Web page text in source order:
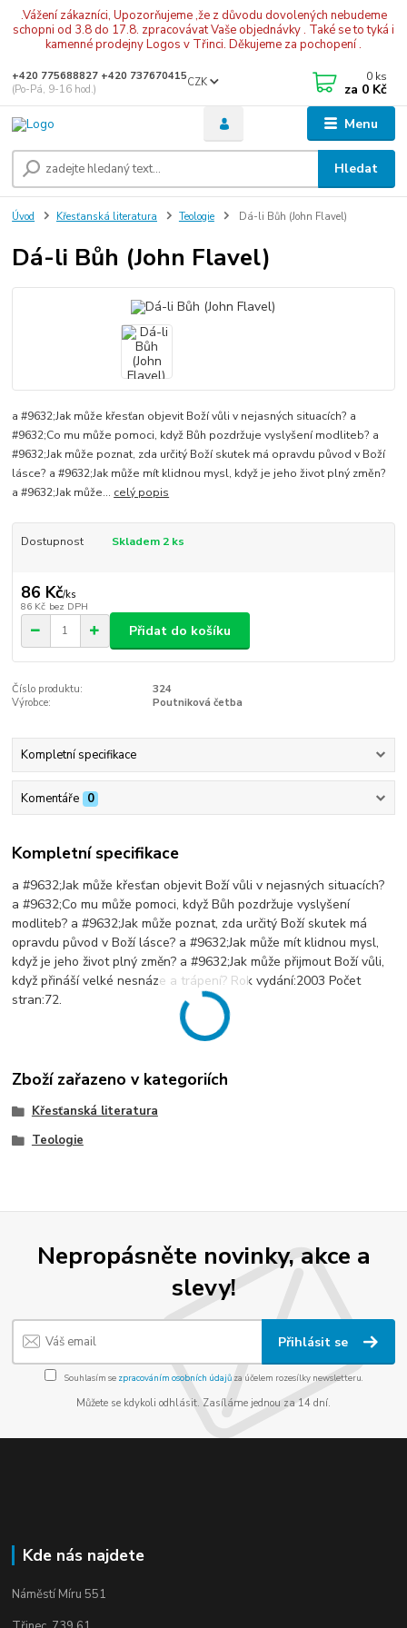
.Vážení zákazníci, Upozorňujeme ,že z důvodu dovolených nebudeme
schopni od 3.8 do 17.8. zpracovávat Vaše objednávky . Také se to tyká i
kamenné prodejny Logos v Třinci. Děkujeme za pochopení .
Menu
CZK
Hledat
+420 775688827 +420 737670415
(Po-Pá, 9-16 hod.)
0 ks
za 0 Kč
Úvod Křesťanská literatura Teologie Dá-li Bůh (John Flavel)
Dá-li Bůh (John Flavel)
a #9632;Jak může křesťan objevit Boží vůli v nejasných situacích? a
#9632;Co mu může pomoci, když Bůh pozdržuje vyslyšení modliteb? a
#9632;Jak může poznat, zda určitý Boží skutek má opravdu původ v Boží
lásce? a #9632;Jak může mít klidnou mysl, když je jeho život plný změn?
a #9632;Jak může... celý popis
Dostupnost Skladem 2 ks
86 Kč/ks
86 Kč bez DPH
Přidat do košíku
Číslo produktu:
324
Výrobce:
Poutniková četba
Kompletní specifikace
Komentáře 0
Kompletní specifikace
a #9632;Jak může křesťan objevit Boží vůli v nejasných situacích?
a #9632;Co mu může pomoci, když Bůh pozdržuje vyslyšení
modliteb? a #9632;Jak může poznat, zda určitý Boží skutek má
opravdu původ v Boží lásce? a #9632;Jak může mít klidnou mysl,
když je jeho život plný změn? a #9632;Jak může přijmout Boží vůli,
když přináší velké nesnáze a trápení? Rok vydání:2003 Počet
stran:72.
Zboží zařazeno v kategoriích
Křesťanská literatura
Teologie
Nepropásněte novinky, akce a
slevy!
Přihlásit se
Souhlasím se zpracováním osobních údajůza účelem rozesílky newsletteru.
Můžete se kdykoli odhlásit. Zasíláme jednou za 14 dní.
Kde nás najdete
Náměstí Míru 551